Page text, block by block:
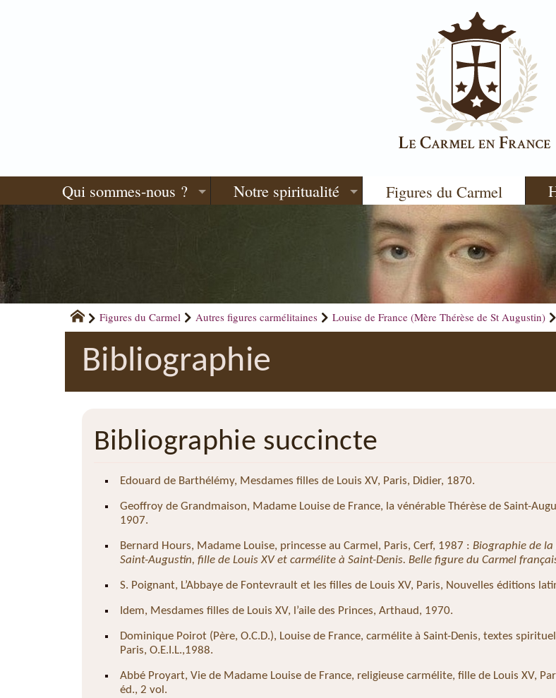
Qui sommes-nous ? Notre spiritualité Figures du Carmel
Figures du Carmel Autres figures carmélitaines Louise de France (Mère Thérèse de St Augustin)
Bibliographie
Bibliographie succincte
Edouard de Barthélémy, Mesdames filles de Louis XV, Paris, Didier, 1870.
Geoffroy de Grandmaison, Madame Louise de France, la vénérable Thérèse de Saint-
1907.
Bernard Hours, Madame Louise, princesse au Carmel, Paris, Cerf, 1987 : Biographie de la
Saint-Augustin, fille de Louis XV et carmélite à Saint-Denis. Belle figure du Carmel
S. Poignant, L’Abbaye de Fontevrault et les filles de Louis XV, Paris, Nouvelles éditions
Idem, Mesdames filles de Louis XV, l’aile des Princes, Arthaud, 1970.
Dominique Poirot (Père, O.C.D.), Louise de France, carmélite à Saint-Denis, textes
Paris, O.E.I.L.,1988.
Abbé Proyart, Vie de Madame Louise de France, religieuse carmélite, fille de Louis XV,
éd., 2 vol.